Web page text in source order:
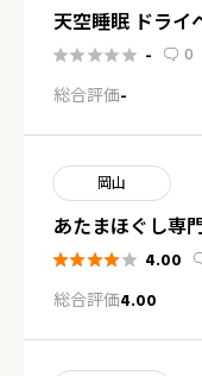
天空睡眠 ドライ
 -  0
総合評価-
岡山
あたまほぐし専
 4.00
総合評価4.00